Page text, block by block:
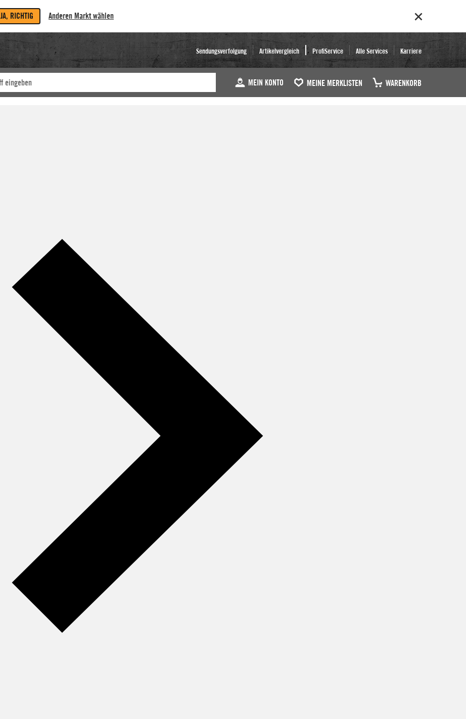
JA, RICHTIG Anderen Markt wählen
Sendungsverfolgung Artikelvergleich ProfiService Alle Services Karriere
MEIN KONTO MEINE MERKLISTEN WARENKORB